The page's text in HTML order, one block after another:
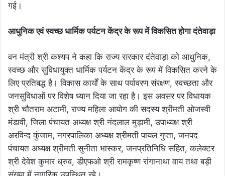
गई।
आधुनिक एवं स्वच्छ धार्मिक पर्यटन केंद्र के रूप में विकसित होगा दंतेवाड़ा
वन मंत्री श्री कश्यप ने कहा कि राज्य सरकार दंतेवाड़ा को आधुनिक,
स्वच्छ और सुविधायुक्त धार्मिक पर्यटन केंद्र के रूप में विकसित करने के
लिए प्रतिबद्ध है। विकास कार्यों के साथ पर्यावरण संरक्षण, स्वच्छता और
जनसुविधाओं पर विशेष ध्यान दिया जा रहा है। इस अवसर पर विधायक
श्री चौतराम अटामी, राज्य महिला आयोग की सदस्य श्रीमती ओजस्वी
मंडावी, जिला पंचायत अध्यक्ष श्री नंदलाल मुड़ामी, उपाध्यक्ष श्री
अरविन्द कुंजाम, नगरपालिका अध्यक्ष श्रीमती पायल गुप्ता, जनपद
पंचायत अध्यक्ष श्रीमती सुनीता भास्कर, जनप्रतिनिधि सहित, कलेक्टर
श्री देवेश कुमार ध्रुव, डीएफओ श्री रामकृष्ण रांगानाथा वाय तथा बड़ी